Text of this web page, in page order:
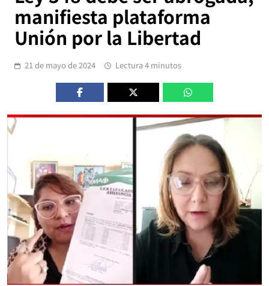
manifiesta plataforma
Unión por la Libertad
21 de mayo de 2024 Lectura 4 minutos